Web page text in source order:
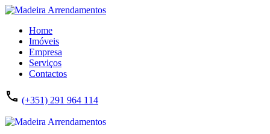
Home
Imóveis
Empresa
Serviços
Contactos
(+351) 291 964 114